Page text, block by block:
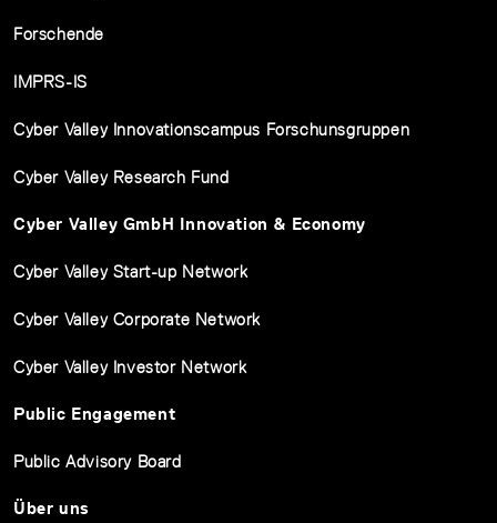
Forschende
IMPRS-IS
Cyber Valley Innovationscampus Forschunsgruppen
Cyber Valley Research Fund
Cyber Valley GmbH Innovation & Economy
Cyber Valley Start-up Network
Cyber Valley Corporate Network
Cyber Valley Investor Network
Public Engagement
Public Advisory Board
Über uns